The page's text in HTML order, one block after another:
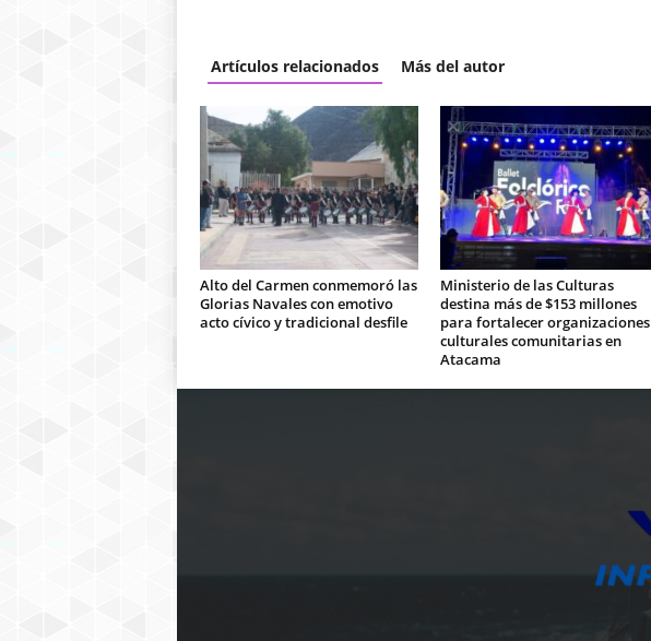
Artículos relacionados Más del autor
Alto del Carmen conmemoró las
Glorias Navales con emotivo
acto cívico y tradicional desfile
Ministerio de las Culturas
destina más de $153 millones
para fortalecer organizaciones
culturales comunitarias en
Atacama